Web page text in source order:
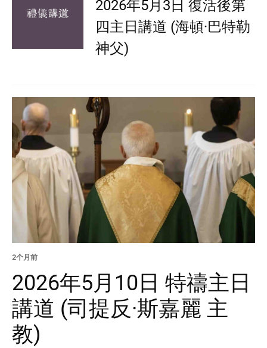
2026年5月3日 復活後第
四主日講道 (海頓·巴特勒
神父)
2个月前
2026年5月10日 特禱主日
講道 (司提反·斯嘉麗 主
教)